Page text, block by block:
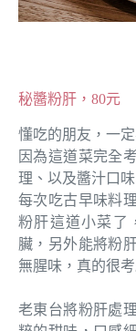
秘醬粉肝，80元
懂吃的朋友，一定
因為這道菜完全
理、以及醬汁口味
每次吃古早味料
粉肝這道小菜了
臟，另外能將粉
無腥味，真的很
老東台將粉肝處